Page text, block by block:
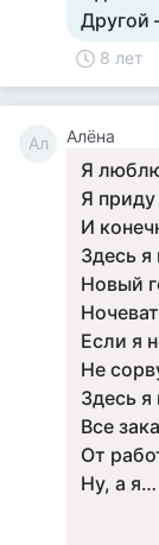
Другой
8 лет
Ал Алёна
Я
Я
И
Здесь
Новый
Если я
Не
Здесь я
Все
От
Ну, а